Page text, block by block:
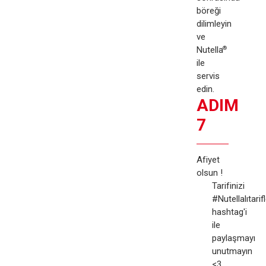
böreği
dilimleyin
ve
Nutella®
ile
servis
edin.
ADIM
7
Afiyet
olsun !
Tarifinizi
hashtag'i
ile
paylaşmayı
unutmayın